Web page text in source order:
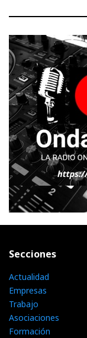
Secciones
Actualidad
Empresas
Trabajo
Asociaciones
Formación